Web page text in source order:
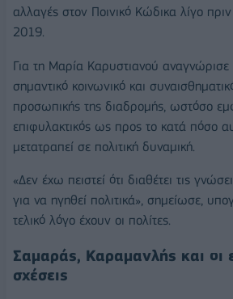
αλλαγές στον Ποινικό Κώδικα λίγο
2019.
Για τη Μαρία Καρυστιανού αναγνώρισε
σημαντικό κοινωνικό και
προσωπικής της διαδρομής, ωστόσο
επιφυλακτικός ως προς το κατά πόσο
μετατραπεί σε πολιτική δυναμική.
«Δεν έχω πειστεί ότι διαθέτει τις
για να ηγηθεί πολιτικά», σημείωσε,
τελικό λόγο έχουν οι πολίτες.
Σαμαράς, Καραμανλής και οι
σχέσεις